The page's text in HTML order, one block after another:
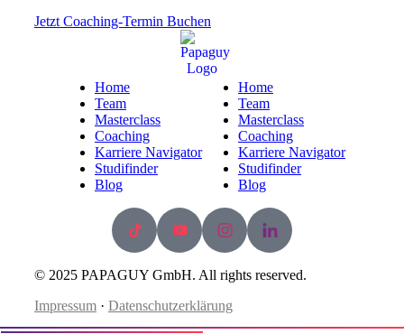
Jetzt Coaching-Termin Buchen
Home
Team
Masterclass
Coaching
Karriere Navigator
Studifinder
Blog
Home
Team
Masterclass
Coaching
Karriere Navigator
Studifinder
Blog
© 2025 PAPAGUY GmbH. All rights reserved.
Impressum · Datenschutzerklärung